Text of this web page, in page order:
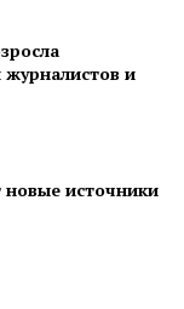
журналистов и
источники